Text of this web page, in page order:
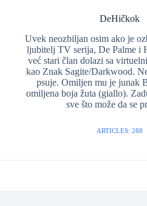
DeHičkok
Uvek neozbiljan osim ako je
ljubitelj TV serija, De Palme i
već stari član dolazi sa
kao Znak Sagite/Darkwood.
psuje. Omiljen mu je junak
omiljena boja žuta (giallo).
sve što može da se
ARTICLES: 288